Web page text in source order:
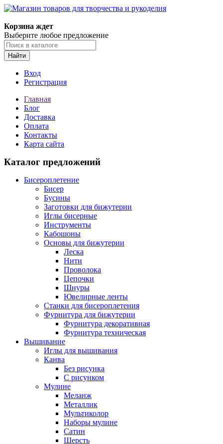
Корзина ждет
Выберите любое предложение
Найти
Вход
Регистрация
Главная
Блог
Доставка
Оплата
Контакты
Карта сайта
Каталог предложений
Бисероплетение
Бисер
Бусины
Заготовки для бижутерии
Иглы бисерные
Инструменты
Кабошоны
Основы для бижутерии
Леска
Нити
Проволока
Цепочки
Шнуры
Ювелирные ленты
Станки для бисероплетения
Фурнитура для бижутерии
Фурнитура декоративная
Фурнитура техническая
Вышивание
Иглы для вышивания
Канва
Без рисунка
С рисунком
Мулине
Меланж
Металлик
Мультиколор
Наборы мулине
Сатин
Шерсть